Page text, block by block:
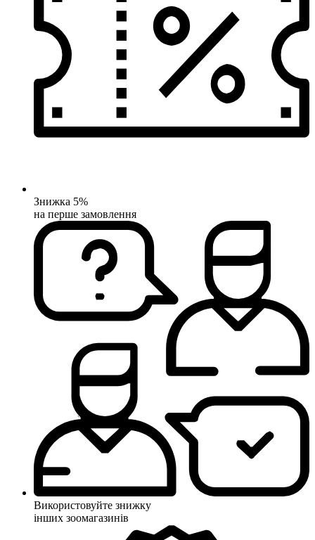
Знижка 5%
на перше замовлення
Використовуйте знижку
інших зоомагазинів